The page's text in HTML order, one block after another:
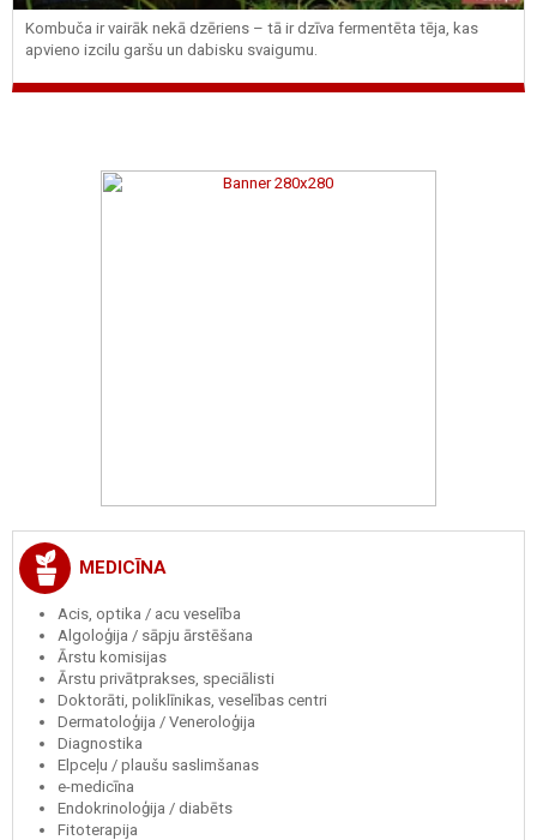
Kombuča ir vairāk nekā dzēriens – tā ir dzīva fermentēta tēja, kas
apvieno izcilu garšu un dabisku svaigumu.
MEDICĪNA
Acis, optika / acu veselība
Algoloģija / sāpju ārstēšana
Ārstu komisijas
Ārstu privātprakses, speciālisti
Doktorāti, poliklīnikas, veselības centri
Dermatoloģija / Veneroloģija
Diagnostika
Elpceļu / plaušu saslimšanas
e-medicīna
Endokrinoloģija / diabēts
Fitoterapija